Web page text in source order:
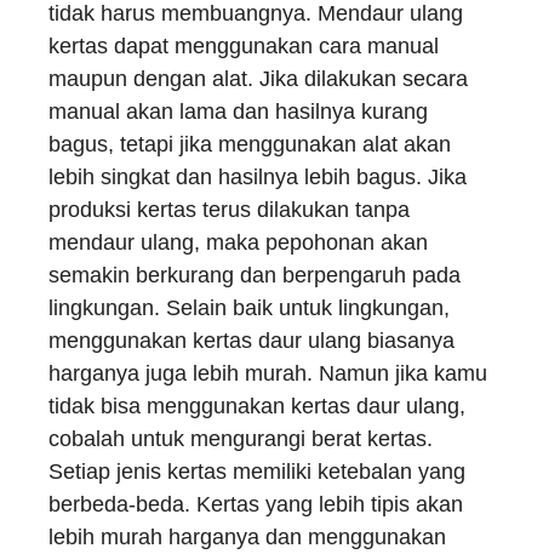
tidak harus membuangnya. Mendaur ulang
kertas dapat menggunakan cara manual
maupun dengan alat. Jika dilakukan secara
manual akan lama dan hasilnya kurang
bagus, tetapi jika menggunakan alat akan
lebih singkat dan hasilnya lebih bagus. Jika
produksi kertas terus dilakukan tanpa
mendaur ulang, maka pepohonan akan
semakin berkurang dan berpengaruh pada
lingkungan. Selain baik untuk lingkungan,
menggunakan kertas daur ulang biasanya
harganya juga lebih murah. Namun jika kamu
tidak bisa menggunakan kertas daur ulang,
cobalah untuk mengurangi berat kertas.
Setiap jenis kertas memiliki ketebalan yang
berbeda-beda. Kertas yang lebih tipis akan
lebih murah harganya dan menggunakan